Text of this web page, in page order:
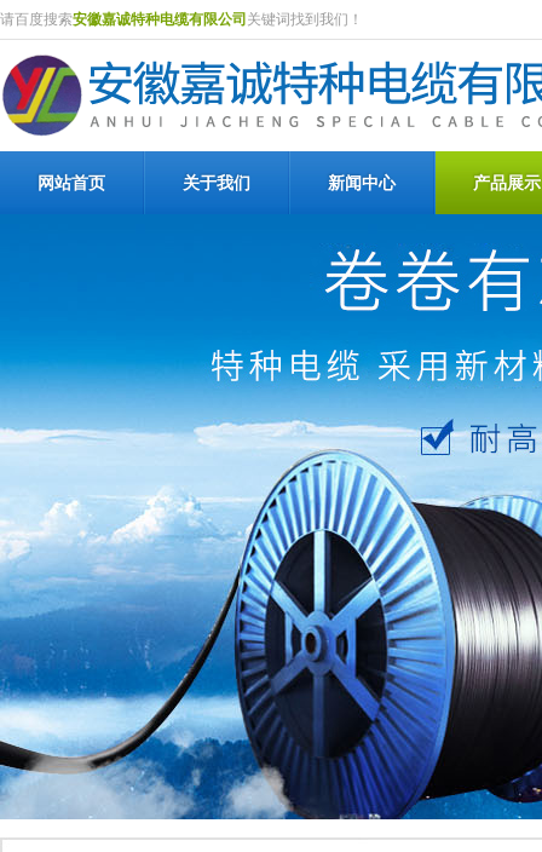
请百度搜索安徽嘉诚特种电缆有限公司 关键词找到我们！
网站首页 关于我们 新闻中心 产品展示